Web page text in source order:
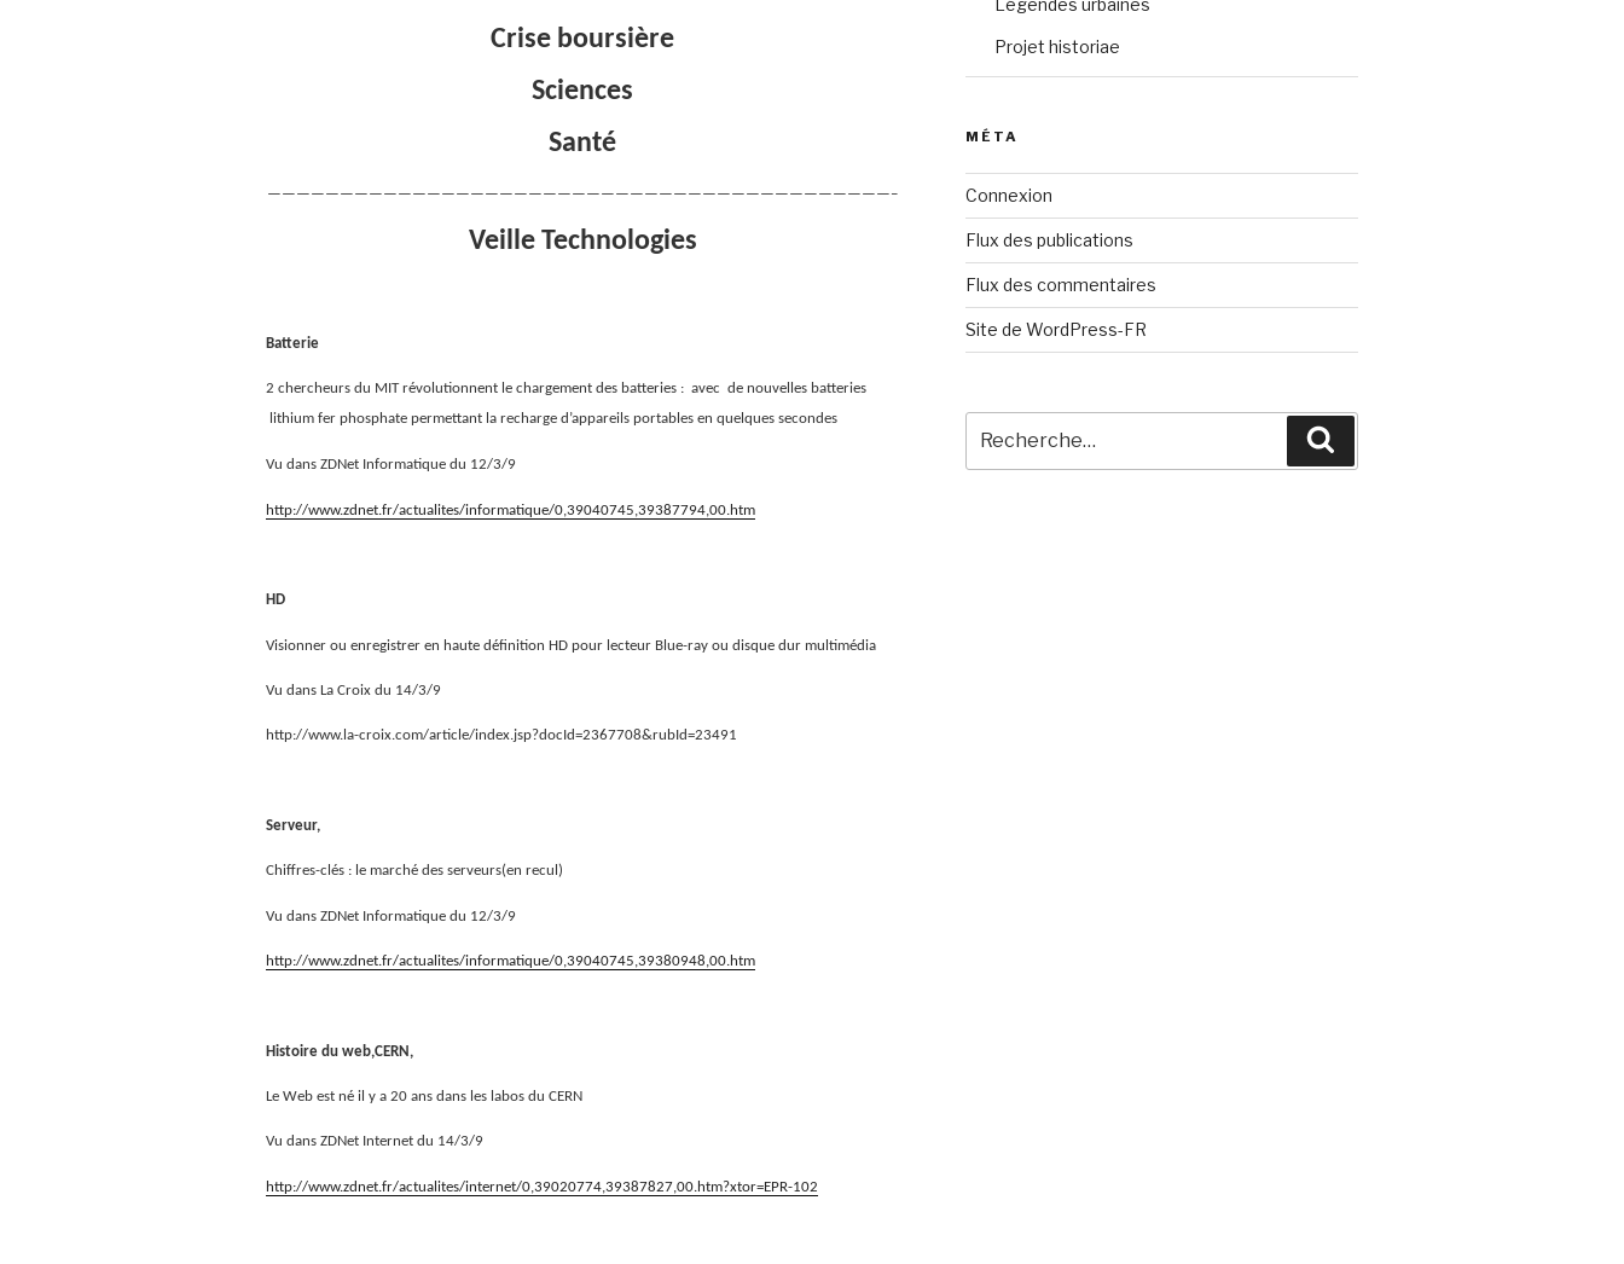
Crise boursière
Sciences
Santé
———————————————————————————————————————————–
Veille Technologies
Batterie
2 chercheurs du MIT révolutionnent le chargement des batteries : avec de nouvelles batteries
lithium fer phosphate permettant la recharge d’appareils portables en quelques secondes
Vu dans ZDNet Informatique du 12/3/9
http://www.zdnet.fr/actualites/informatique/0,39040745,39387794,00.htm
HD
Visionner ou enregistrer en haute définition HD pour lecteur Blue-ray ou disque dur multimédia
Vu dans La Croix du 14/3/9
http://www.la-croix.com/article/index.jsp?docId=2367708&rubId=23491
Serveur,
Chiffres-clés : le marché des serveurs(en recul)
Vu dans ZDNet Informatique du 12/3/9
http://www.zdnet.fr/actualites/informatique/0,39040745,39380948,00.htm
Histoire du web,CERN,
Le Web est né il y a 20 ans dans les labos du CERN
Vu dans ZDNet Internet du 14/3/9
http://www.zdnet.fr/actualites/internet/0,39020774,39387827,00.htm?xtor=EPR-102
Projet historiae
MÉTA
Connexion
Flux des publications
Flux des commentaires
Site de WordPress-FR
pour
: